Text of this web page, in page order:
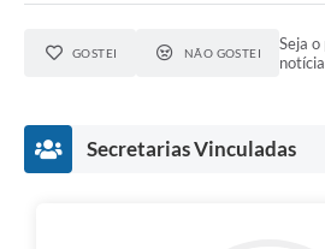
GOSTEI NÃO GOSTEI
Seja
Secretarias Vinculadas